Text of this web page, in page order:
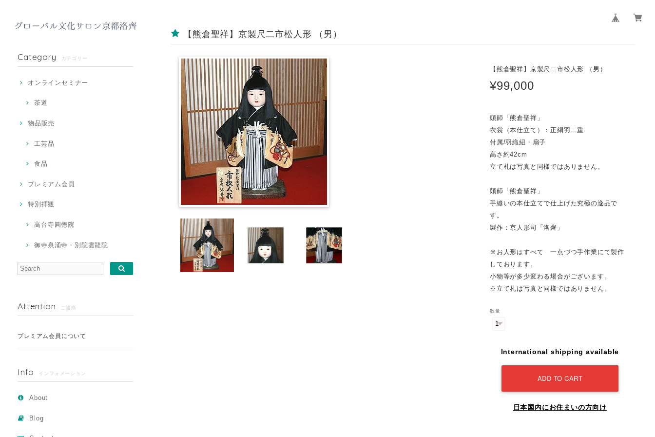
Category カテゴリー
オンラインセミナー
茶道
物品販売
工芸品
食品
プレミアム会員
特別拝観
高台寺圓徳院
御寺泉涌寺・別院雲龍院
Attention ご連絡
プレミアム会員について
Info インフォメーション
About
Blog
【熊倉聖祥】京製尺二市松人形 （男）
【熊倉聖祥】京製尺二市松人形 （男）
¥99,000
頭師「熊倉聖祥」
衣裳（本仕立て）：正絹羽二重
付属/羽織紐・扇子
高さ約42cm
立て札は写真と同様ではありません。
頭師「熊倉聖祥」
手縫いの本仕立てで仕上げた究極の逸品で
す。
製作：京人形司「洛齊」
※お人形はすべて 一点づつ手作業にて製作
しております。
小物等が多少変わる場合がございます。
※立て札は写真と同様ではありません。
数量
International shipping available
ADD TO CART
日本国内にお住まいの方向け